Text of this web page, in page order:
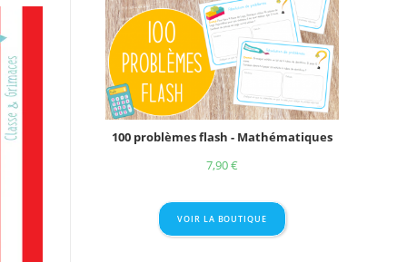
100 problèmes flash - Mathématiques
7,90€
VOIR LA BOUTIQUE